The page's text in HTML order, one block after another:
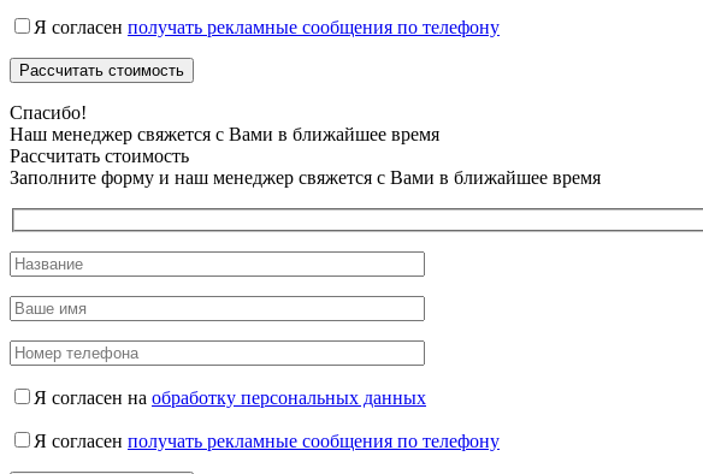
Я согласен получать рекламные сообщения по телефону
Спасибо!
Наш менеджер свяжется с Вами в ближайшее время
Рассчитать стоимость
Заполните форму и наш менеджер свяжется с Вами в ближайшее время
Я согласен на обработку персональных данных
Я согласен получать рекламные сообщения по телефону